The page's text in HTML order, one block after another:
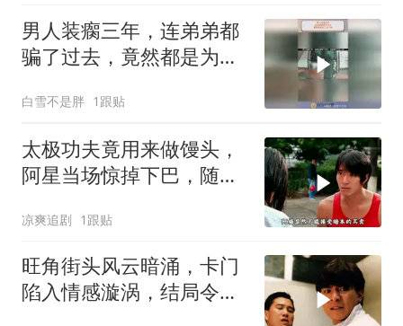
男人装瘸三年，连弟弟都
骗了过去，竟然都是为了
白雪不是胖 1跟贴
太极功夫竟用来做馒头，
阿星当场惊掉下巴，随后
凉爽追剧 1跟贴
旺角街头风云暗涌，卡门
陷入情感漩涡，结局令人